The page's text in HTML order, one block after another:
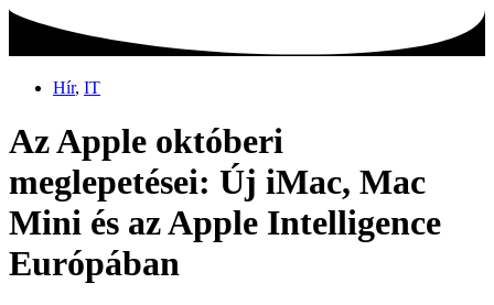
Hír, IT
Az Apple októberi
meglepetései: Új iMac, Mac
Mini és az Apple Intelligence
Európában